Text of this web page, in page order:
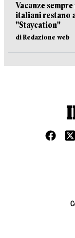
Vacanze
italiani restano
"Staycation"
di Redazione web